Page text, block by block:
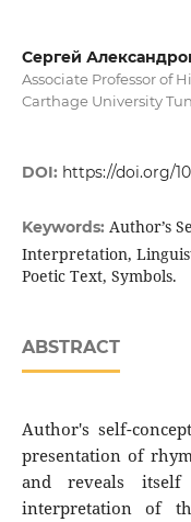
Сергей
Associate Professor of
Carthage University
DOI: https://doi.org/
Keywords: Author’s
Interpretation,
Poetic Text, Symbols.
ABSTRACT
Author's self-
presentation of
and reveals
interpretation of